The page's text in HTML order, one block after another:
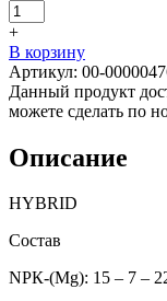
+
В корзину
Артикул: 00-
Данный продукт
можете сделать по
Описание
HYBRID
Состав
NРК-(Mg): 15 – 7 –